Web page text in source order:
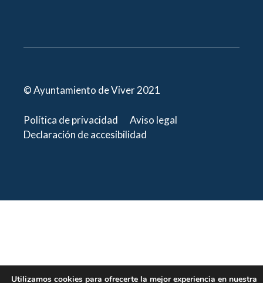
© Ayuntamiento de Viver 2021
Política de privacidad
Aviso legal
Declaración de accesibilidad
Utilizamos cookies para ofrecerte la mejor experiencia en nuestra